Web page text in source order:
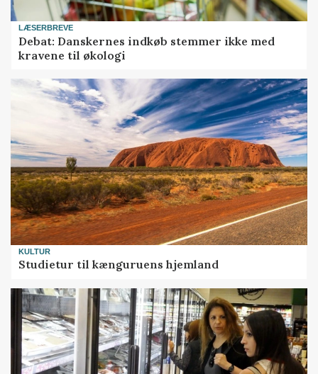
LÆSERBREVE
Debat: Danskernes indkøb stemmer ikke med
kravene til økologi
KULTUR
Studietur til kænguruens hjemland